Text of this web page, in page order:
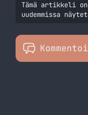
Tämä artikkeli
uudemmissa
Kommentoi